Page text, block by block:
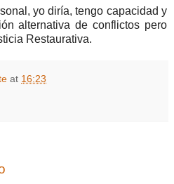
yo diría, tengo capacidad y
alternativa de conflictos pero
Restaurativa.
at 16:23